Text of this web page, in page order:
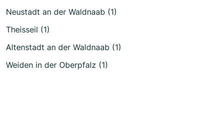
Neustadt an der Waldnaab (1)
Theisseil (1)
Altenstadt an der Waldnaab (1)
Weiden in der Oberpfalz (1)